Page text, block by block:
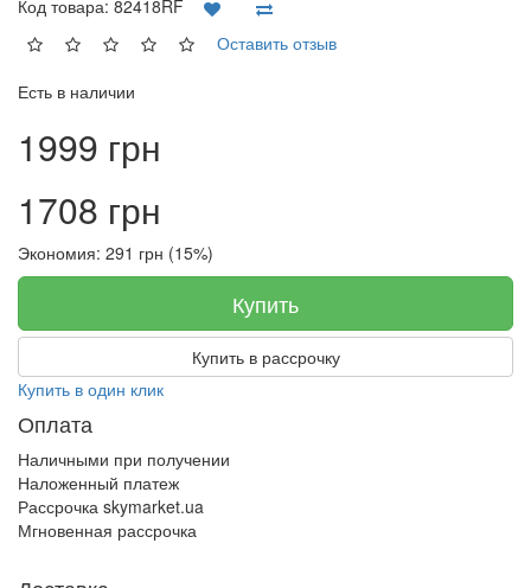
Код товара: 82418RF
Оставить отзыв
Есть в наличии
1999 грн
1708 грн
Экономия: 291 грн (15%)
Купить
Купить в рассрочку
Купить в один клик
Оплата
Наличными при получении
Наложенный платеж
Рассрочка skymarket.ua
Мгновенная рассрочка